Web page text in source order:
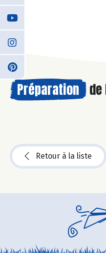
Préparation
Retour à la liste